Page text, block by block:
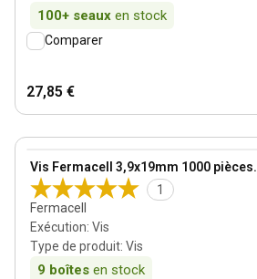
100+ seaux en stock
Comparer
27,85 €
Vis Fermacell 3,9x19mm 1000 pièces.
1
Fermacell
Exécution: Vis
Type de produit: Vis
9 boîtes en stock
View product